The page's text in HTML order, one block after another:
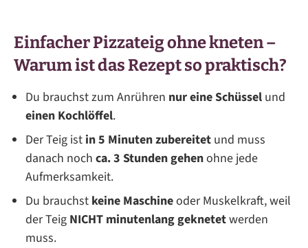
Einfacher Pizzateig ohne kneten –
Warum ist das Rezept so praktisch?
Du brauchst zum Anrühren nur eine Schüssel und
einen Kochlöffel.
Der Teig ist in 5 Minuten zubereitet und muss
danach noch ca. 3 Stunden gehenohne jede
Aufmerksamkeit.
Du brauchst keine Maschineoder Muskelkraft, weil
der Teig NICHT minutenlang geknetetwerden
muss.